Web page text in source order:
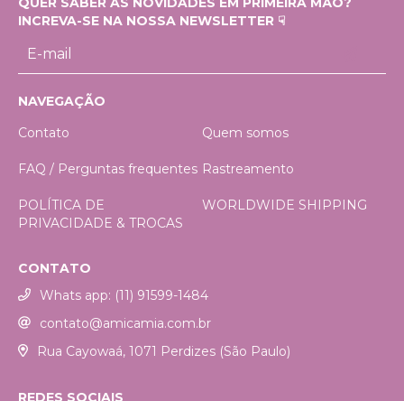
INCREVA-SE NA NOSSA NEWSLETTER ☟
NAVEGAÇÃO
Contato
Quem somos
FAQ / Perguntas frequentes Rastreamento
POLÍTICA DE
PRIVACIDADE & TROCAS
WORLDWIDE SHIPPING
CONTATO
Whats app: (11) 91599-1484
contato@amicamia.com.br
Rua Cayowaá, 1071 Perdizes (São Paulo)
REDES SOCIAIS